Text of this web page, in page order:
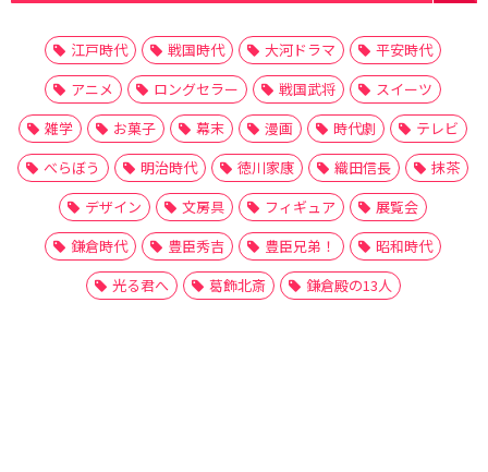
江戸時代 戦国時代 大河ドラマ
平安時代
アニメ
ロングセラー 戦国武将
スイーツ
雑学
お菓子 幕末 漫画 時代劇
テレビ
べらぼう
明治時代 徳川家康 織田信長
抹茶
デザイン
文房具 フィギュア
展覧会
鎌倉時代
豊臣秀吉 豊臣兄弟！
昭和時代
光る君へ
葛飾北斎 鎌倉殿の13人